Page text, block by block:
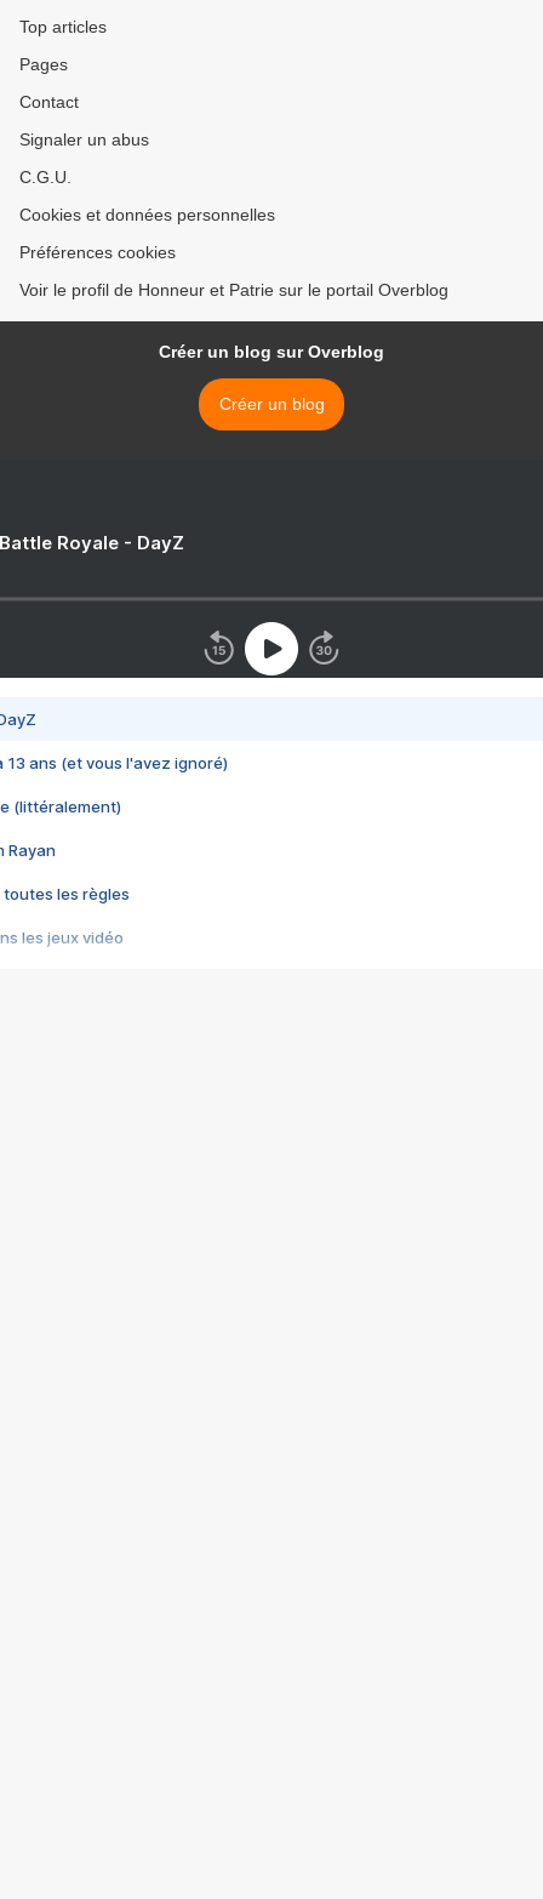
Top articles
Pages
Contact
Signaler un abus
C.G.U.
Cookies et données personnelles
Préférences cookies
Voir le profil de Honneur et Patrie sur le portail Overblog
Créer un blog sur Overblog
Créer un blog
Royale - DayZ
13 ans (et vous l'avez ignoré)
(littéralement)
Rayan
toutes les règles
les jeux vidéo